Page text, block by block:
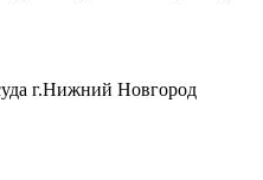
г.Нижний Новгород